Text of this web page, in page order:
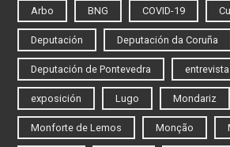
Arbo BNG COVID-19
Deputación Deputación da Coruña
Deputación de Pontevedra
exposición Lugo Mondariz
Monforte de Lemos Monção